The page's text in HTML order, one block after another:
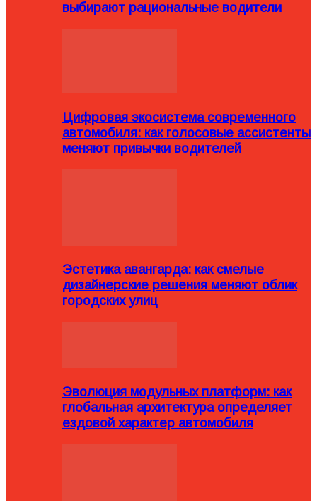
выбирают рациональные водители
Цифровая экосистема современного
автомобиля: как голосовые ассистенты
меняют привычки водителей
Эстетика авангарда: как смелые
дизайнерские решения меняют облик
городских улиц
Эволюция модульных платформ: как
глобальная архитектура определяет
ездовой характер автомобиля